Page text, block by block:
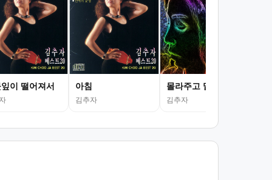
이 떨어져서 아침
김추자
몰라주고 말았어
김추자